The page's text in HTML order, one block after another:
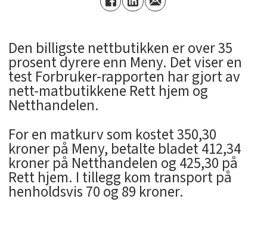
Den billigste nettbutikken er over 35
prosent dyrere enn Meny. Det viser en
test Forbruker-rapporten har gjort av
nett-matbutikkene Rett hjem og
Netthandelen.
For en matkurv som kostet 350,30
kroner på Meny, betalte bladet 412,34
kroner på Netthandelen og 425,30 på
Rett hjem. I tillegg kom transport på
henholdsvis 70 og 89 kroner.